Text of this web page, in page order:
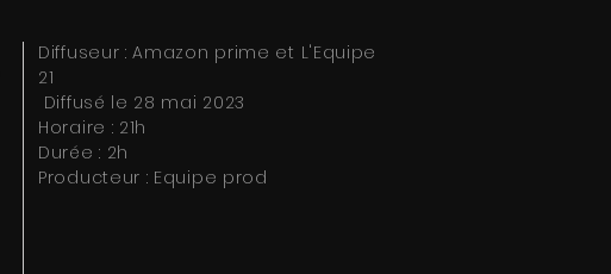
​Diffuseur : Amazon prime et L'Equipe
21
Diffusé le 28 mai 2023
Horaire : 21h
Durée : 2h
Producteur : Equipe prod